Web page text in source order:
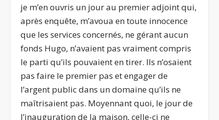
je m’en ouvris un jour au premier adjoint qui,
après enquête, m’avoua en toute innocence
que les services concernés, ne gérant aucun
fonds Hugo, n’avaient pas vraiment compris
le parti qu’ils pouvaient en tirer. Ils n’osaient
pas faire le premier pas et engager de
l’argent public dans un domaine qu’ils ne
maîtrisaient pas. Moyennant quoi, le jour de
l’inauguration de la maison, celle-ci ne